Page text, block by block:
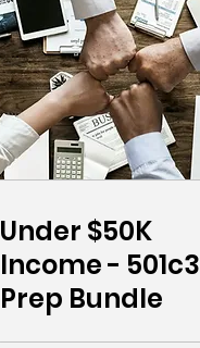
Under $50K
Income - 501c3
Prep Bundle